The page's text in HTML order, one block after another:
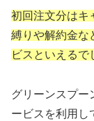
初回注文分はキ
縛りや解約金な
ビスといえるで
グリーンスプー
ービスを利用し